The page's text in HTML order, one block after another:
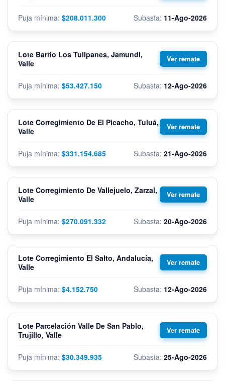
$208.011.300 11-Ago-2026
$53.427.150
Lote Barrio Los Tulipanes, Jamundí,
Valle
12-Ago-2026
$331.154.685
Lote Corregimiento De El Picacho, Tuluá,
Valle
21-Ago-2026
$270.091.332
Lote Corregimiento De Vallejuelo, Zarzal,
Valle
20-Ago-2026
$4.152.750
Lote Corregimiento El Salto, Andalucía,
Valle
12-Ago-2026
$30.349.935
Lote Parcelación Valle De San Pablo,
Trujillo, Valle
25-Ago-2026